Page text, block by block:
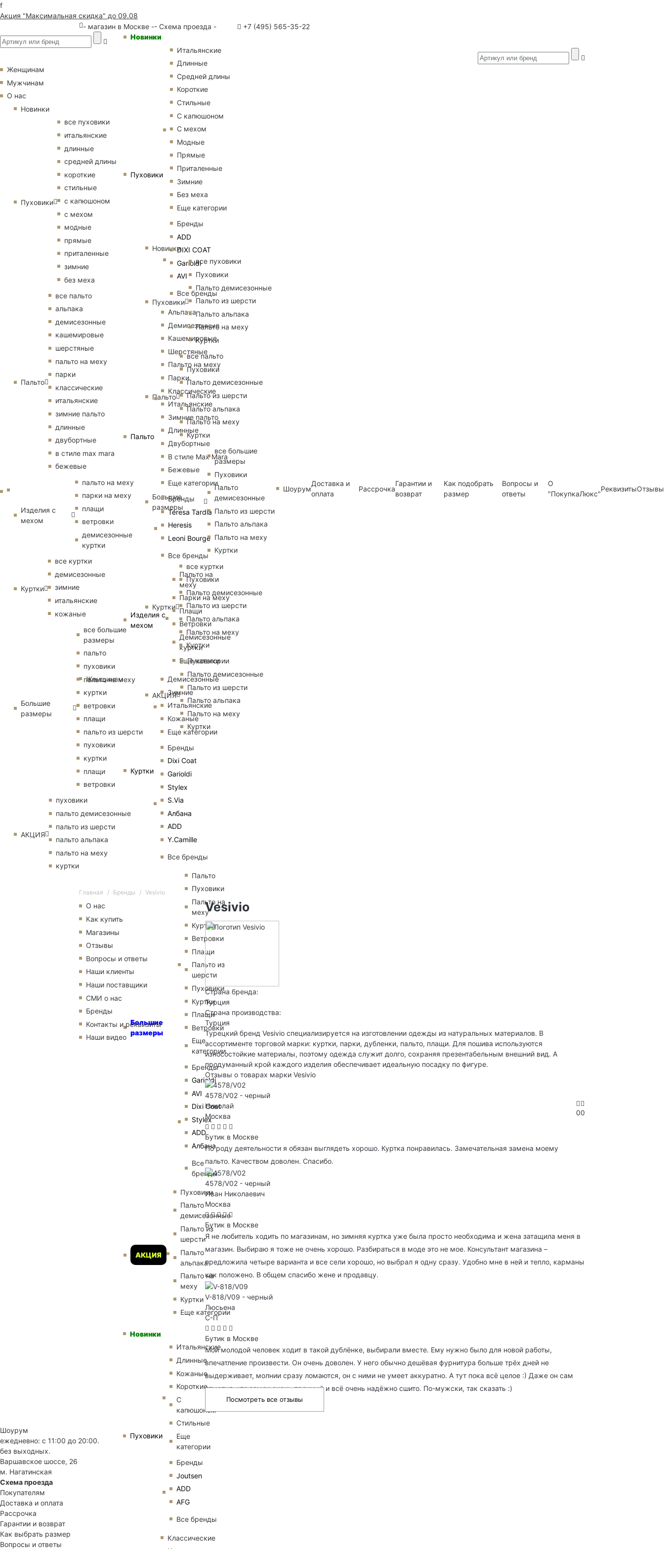
f
Акция "Максимальная скидка" до 09.08
- магазин в Москве -- Схема проезда - +7 (495) 565-35-22
Женщинам
Новинки
Пуховики
Итальянские
Длинные
Средней длины
Короткие
Стильные
С капюшоном
С мехом
Модные
Прямые
Приталенные
Зимние
Без меха
Еще категории
Бренды
ADD
DIXI COAT
Garioldi
AVI
Все бренды
Пальто
Альпака
Демисезонные
Кашемировые
Шерстяные
Пальто на меху
Парки
Классические
Итальянские
Зимние пальто
Длинные
Двубортные
В стиле Max Mara
Бежевые
Еще категории
Бренды
Teresa Tardia
Heresis
Leoni Bourge
Все бренды
Изделия с
мехом
Пальто на
меху
Парки на меху
Плащи
Ветровки
Демисезонные
куртки
Еще категории
Куртки
Демисезонные
Зимние
Итальянские
Кожаные
Еще категории
Бренды
Dixi Coat
Garioldi
Stylex
S.Via
Албана
ADD
Y.Camille
Все бренды
Большие
размеры
Пальто
Пуховики
Пальто на
меху
Куртки
Ветровки
Плащи
Пальто из
шерсти
Пуховики
Куртки
Плащи
Ветровки
Еще
категории
Бренды
Garioldi
AVI
Dixi Coat
Stylex
ADD
Албана
Все
бренды
АКЦИЯ
Пуховики
Пальто
демисезонные
Пальто из
шерсти
Пальто
альпака
Пальто на
меху
Куртки
Еще категории
Новинки
Пуховики
Итальянские
Длинные
Кожаные
Короткие
С
капюшоном
Стильные
Еще
категории
Бренды
Joutsen
ADD
AFG
Все бренды
Классические
00
Женщинам
Мужчинам
О нас
Новинки
Пуховики
все пуховики
итальянские
длинные
средней длины
короткие
стильные
с капюшоном
с мехом
модные
прямые
приталенные
зимние
без меха
Пальто
все пальто
альпака
демисезонные
кашемировые
шерстяные
пальто на меху
парки
классические
итальянские
зимние пальто
длинные
двубортные
в стиле max mara
бежевые
Изделия с
мехом
пальто на меху
парки на меху
плащи
ветровки
демисезонные
куртки
Куртки
все куртки
демисезонные
зимние
итальянские
кожаные
Большие
размеры
все большие
размеры
пальто
пуховики
пальто на меху
куртки
ветровки
плащи
пальто из шерсти
пуховики
куртки
плащи
ветровки
АКЦИЯ
пуховики
пальто демисезонные
пальто из шерсти
пальто альпака
пальто на меху
куртки
Новинки
Пуховики
все пуховики
Пуховики
Пальто демисезонные
Пальто из шерсти
Пальто альпака
Пальто на меху
Куртки
Пальто
все пальто
Пуховики
Пальто демисезонные
Пальто из шерсти
Пальто альпака
Пальто на меху
Куртки
Большие
размеры
все большие
размеры
Пуховики
Пальто
демисезонные
Пальто из шерсти
Пальто альпака
Пальто на меху
Куртки
Куртки
все куртки
Пуховики
Пальто демисезонные
Пальто из шерсти
Пальто альпака
Пальто на меху
Куртки
АКЦИЯ
Пуховики
Пальто демисезонные
Пальто из шерсти
Пальто альпака
Пальто на меху
Куртки
Шоурум
Доставка и
оплата
Рассрочка
Гарантии и
возврат
Как подобрать
размер
Вопросы и
ответы
О
"ПокупкаЛюкс"
РеквизитыОтзывы
Главная Бренды Vesivio
О нас
Как купить
Магазины
Отзывы
Вопросы и ответы
Наши клиенты
Наши поставщики
СМИ о нас
Бренды
Контакты и реквизиты
Наши видео
Vesivio
Страна бренда:
Турция
Страна производства:
Турция
Турецкий бренд Vesivio специализируется на изготовлении одежды из натуральных материалов. В
ассортименте торговой марки: куртки, парки, дубленки, пальто, плащи. Для пошива используются
износостойкие материалы, поэтому одежда служит долго, сохраняя презентабельным внешний вид. А
продуманный крой каждого изделия обеспечивает идеальную посадку по фигуре.
Отзывы о товарах марки Vesivio
4578/V02 - черный
Николай
Москва
Бутик в Москве
По роду деятельности я обязан выглядеть хорошо. Куртка понравилась. Замечательная замена моему
пальто. Качеством доволен. Спасибо.
4578/V02 - черный
Иван Николаевич
Москва
Бутик в Москве
Я не любитель ходить по магазинам, но зимняя куртка уже была просто необходима и жена затащила меня в
магазин. Выбираю я тоже не очень хорошо. Разбираться в моде это не мое. Консультант магазина –
предложила четыре варианта и все сели хорошо, но выбрал я одну сразу. Удобно мне в ней и тепло, карманы
как положено. В общем спасибо жене и продавцу.
V-818/V09 - черный
Люсьена
С-П
Бутик в Москве
Мой молодой человек ходит в такой дублёнке, выбирали вместе. Ему нужно было для новой работы,
впечатление произвести. Он очень доволен. У него обычно дешёвая фурнитура больше трёх дней не
выдерживает, молнии сразу ломаются, он с ними не умеет аккуратно. А тут пока всё целое :) Даже он сам
отметил, что замок очень прочный и всё очень надёжно сшито. По-мужски, так сказать :)
Посмотреть все отзывы
Шоурум
ежедневно: с 11:00 до 20:00.
без выходных.
Варшавское шоссе, 26
м. Нагатинская
Схема проезда
Покупателям
Доставка и оплата
Рассрочка
Гарантии и возврат
Как выбрать размер
Вопросы и ответы